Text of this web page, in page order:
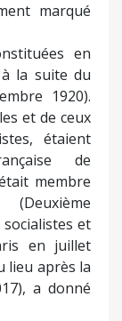
marqué
en
la suite du
1920).
et de ceux
étaient
de
membre
et
en juillet
lieu après la
a donné